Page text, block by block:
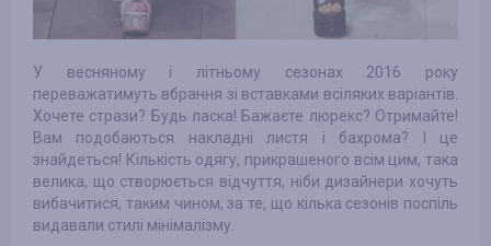
У весняному і літньому сезонах 2016 року
переважатимуть вбрання зі вставками всіляких варіантів.
Хочете стрази? Будь ласка! Бажаєте люрекс? Отримайте!
Вам подобаються накладні листя і бахрома? І це
знайдеться! Кількість одягу, прикрашеного всім цим, така
велика, що створюється відчуття, ніби дизайнери хочуть
вибачитися, таким чином, за те, що кілька сезонів поспіль
видавали стилі мінімалізму.